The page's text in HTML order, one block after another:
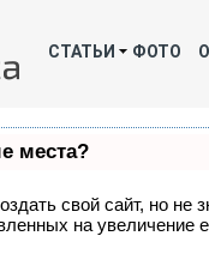
СТАТЬИ ФОТО
места?
свой сайт, но не
на увеличение